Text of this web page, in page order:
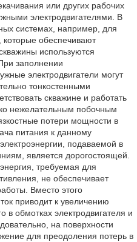
или других рабочих
электродвигателями. В
системах, например, для
которые обеспечивают
используются
заполнении
электродвигатели могут
тонкостенными
скважине и работать
нежелательным побочным
потери мощности в
питания к данному
подаваемой в
является дорогостоящей.
требуемая для
не обеспечивает
Вместо этого
приводит к увеличению
в обмотках электродвигателя и
на поверхности
для преодоления потерь в